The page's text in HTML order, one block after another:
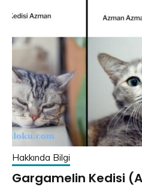
Hakkında Bilgi
Gargamelin Kedisi